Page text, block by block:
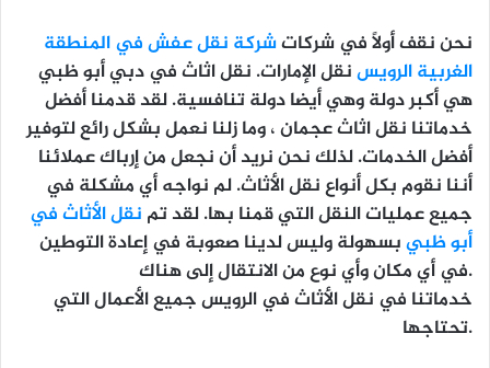
نحن نقف أولاً في شركاتشركة نقل عفش في المنطقة
الغربية الرويسنقل الإمارات. نقل اثاث في دبي أبو ظبي
هي أكبر دولة وهي أيضا دولة تنافسية. لقد قدمنا ​​أفضل
خدماتنا نقل اثاث عجمان ، وما زلنا نعمل بشكل رائع لتوفير
أفضل الخدمات. لذلك نحن نريد أن نجعل من إرباك عملائنا
أننا نقوم بكل أنواع نقل الأثاث. لم نواجه أي مشكلة في
جميع عمليات النقل التي قمنا بها. لقد تم نقل الأثاث في
أبو ظبيبسهولة وليس لدينا صعوبة في إعادة التوطين
في أي مكان وأي نوع من الانتقال إلى هناك.
خدماتنا في نقل الأثاث في الرويس جميع الأعمال التي
تحتاجها.